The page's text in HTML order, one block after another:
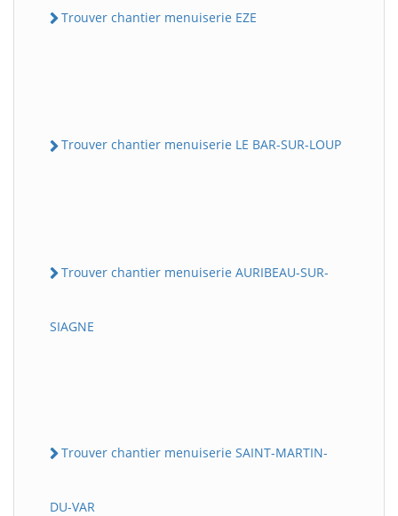
Trouver chantier menuiserie EZE
Trouver chantier menuiserie LE BAR-SUR-LOUP
Trouver chantier menuiserie AURIBEAU-SUR-
SIAGNE
Trouver chantier menuiserie SAINT-MARTIN-
DU-VAR